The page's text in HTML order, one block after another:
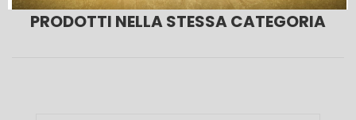
PRODOTTI NELLA STESSA CATEGORIA